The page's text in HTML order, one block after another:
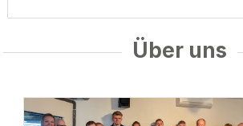
Über uns